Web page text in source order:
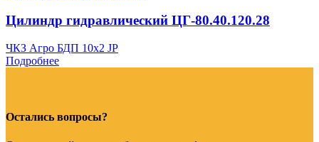
Цилиндр гидравлический ЦГ-80.40.120.28
ЧКЗ Агро БДП 10х2 JP
Подробнее
Остались вопросы?